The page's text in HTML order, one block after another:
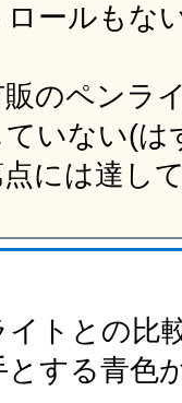
ールもな
のペンラ
いない(は
には達し
トとの比
する青色